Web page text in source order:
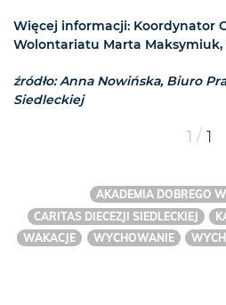
Więcej informacji: Koordynator
Wolontariatu Marta Maksymiuk,
źródło: Anna Nowińska, Biuro
Siedleckiej
1 / 1
AKADEMIA DOBREGO
CARITAS DIECEZJI SIEDLECKIEJ
WAKACJE
WYCHOWANIE